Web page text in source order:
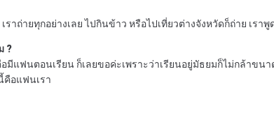
าถ่ายทุกอย่างเลย ไปกินข้าว หรือไปเที่ยวต่างจังหวัดก็ถ่าย เร
?
มีแฟนตอนเรียน ก็เลยขอค่ะเพราะว่าเรียนอยู่มัธยมก็ไม่กล้า
คือแฟนเรา